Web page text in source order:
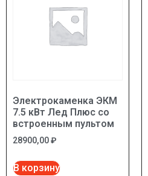
Электрокаменка ЭКМ
7.5 кВт Лед Плюс со
встроенным пультом
28900,00₽
В корзину